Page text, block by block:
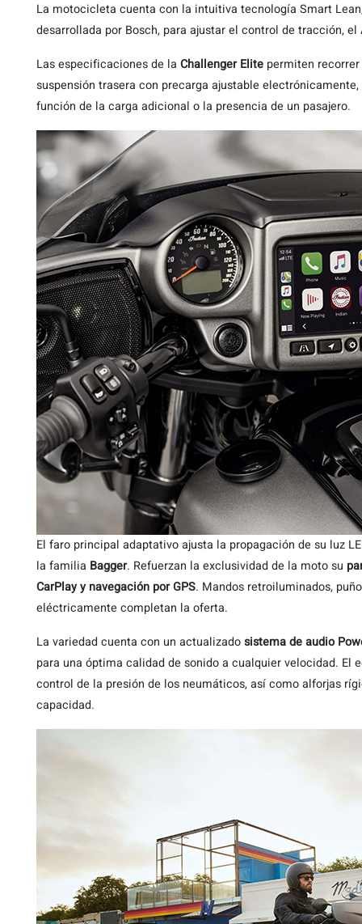
La motocicleta cuenta con la intuitiva tecnología Smart
desarrollada por Bosch, para ajustar el control de tracción,
Las especificaciones de la Challenger Elite permiten
suspensión trasera con precarga ajustable
función de la carga adicional o la presencia de un pasajero.
El faro principal adaptativo ajusta la propagación de su luz
la familia Bagger. Refuerzan la exclusividad de la moto su
CarPlay y navegación por GPS. Mandos retroiluminados,
eléctricamente completan la oferta.
La variedad cuenta con un actualizadosistema de audio
para una óptima calidad de sonido a cualquier velocidad. El
control de la presión de los neumáticos, así como alforjas
capacidad.